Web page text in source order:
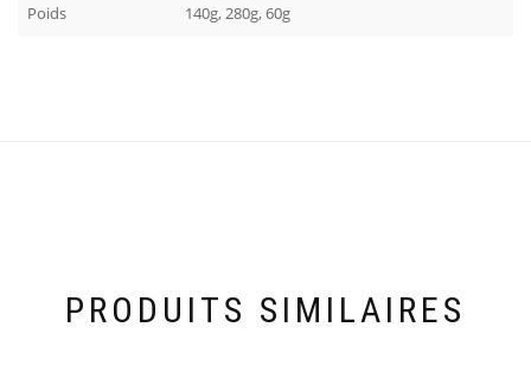
Poids 140g, 280g, 60g
PRODUITS SIMILAIRES